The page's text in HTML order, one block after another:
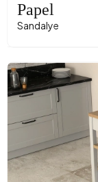
Papel
Sandalye